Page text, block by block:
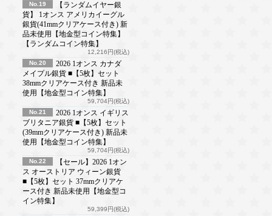
No.19
【ランダムイヤー銀
貨】 1オンス アメリカイーグル
銀貨(41mmクリアケース付き) 新
品未使用【地金型コイン特集】
【ランダムコイン特集】
12,216円(税込)
No.20
2026 1オンス カナダ
メイプル銀貨 ■【5枚】セット
38mmクリアケース付き 新品未
使用【地金型コイン特集】
59,704円(税込)
No.21
2026 1オンス イギリス
ブリタニア銀貨 ■【5枚】セット
(39mmクリアケース付き) 新品未
使用【地金型コイン特集】
59,704円(税込)
No.22
【セール】2026 1オン
ス オーストリア ウィーン銀貨
■【5枚】セット 37mmクリアケ
ース付き 新品未使用【地金型コ
イン特集】
59,399円(税込)